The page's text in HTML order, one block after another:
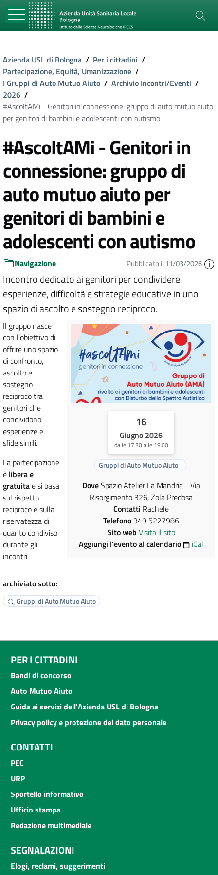
Azienda USL di Bologna / Per i cittadini /
Partecipazione, Equità, Umanizzazione /
I Gruppi di Auto Mutuo Aiuto / Archivio Incontri/Eventi /
2026 /
#AscoltAMi - Genitori in connessione: gruppo di auto mutuo aiuto
per genitori di bambini e adolescenti con autismo
#AscoltAMi - Genitori in
connessione: gruppo di
auto mutuo aiuto per
genitori di bambini e
adolescenti con autismo
Navigazione Pubblicato il 11/03/2026
Incontro dedicato ai genitori per condividere
esperienze, difficoltà e strategie educative in uno
spazio di ascolto e sostegno reciproco.
16
Giugno 2026
dalle 17:30 alle 19:00
Gruppi di Auto Mutuo Aiuto
DoveSpazio Atelier La Mandria - Via
Risorgimento 326, Zola Predosa
Contatti Rachele
Telefono 349 5227986
Sito web Visita il sito
Aggiungi l'evento al calendario
iCal
Il gruppo nasce
con l’obiettivo di
offrire uno spazio
di confronto,
ascolto e
sostegno
reciproco tra
genitori che
condividono
esperienze e
sfide simili.
La partecipazione
è libera e
gratuitae si basa
sul rispetto
reciproco e sulla
riservatezza di
quanto condiviso
durante gli
incontri.
archiviato sotto:
Gruppi di Auto Mutuo Aiuto
PER I CITTADINI
Bandi di concorso
Auto Mutuo Aiuto
Guida ai servizi dell'Azienda USL di Bologna
Privacy policy e protezione del dato personale
CONTATTI
PEC
URP
Sportello informativo
Ufficio stampa
Redazione multimediale
SEGNALAZIONI
Elogi, reclami, suggerimenti